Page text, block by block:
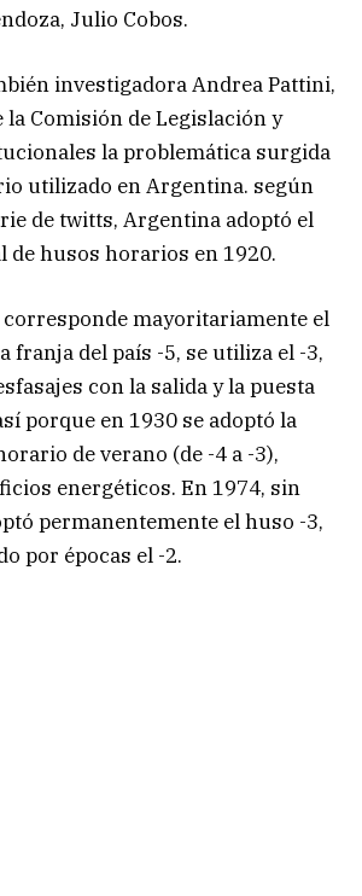
Julio Cobos.
investigadora Andrea Pattini,
Comisión de Legislación y
la problemática surgida
utilizado en Argentina. según
de twitts, Argentina adoptó el
de husos horarios en 1920.
corresponde mayoritariamente el
franja del país -5, se utiliza el -3,
con la salida y la puesta
porque en 1930 se adoptó la
de verano (de -4 a -3),
energéticos. En 1974, sin
permanentemente el huso -3,
por épocas el -2.